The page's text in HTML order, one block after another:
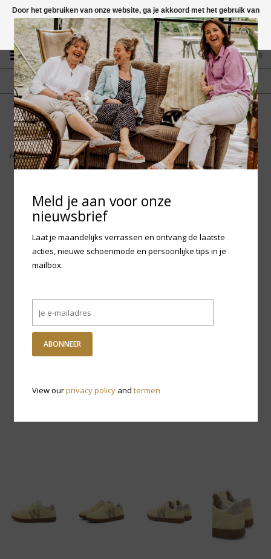
Vragen? App naar +31 58 250 1503
0
GRATIS VERZENDING NL
Vanaf € 75,-
FYSIEKE WINKEL
in Mantgum (frl)
fdad
Home>Woden Bjork Suede - Wax
Door het gebruiken van onze website, ga je akkoord met het gebruik van
cookies om onze website te verbeteren.
Dit bericht verbergen
Meer over cookies »
Meld je aan voor onze
nieuwsbrief
Laat je maandelijks verrassen en ontvang de laatste
acties, nieuwe schoenmode en persoonlijke tips in je
mailbox.
ABONNEER
View ourprivacy policyand termen